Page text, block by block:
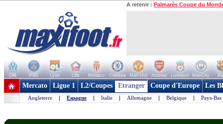
A retenir : Palmarès Coupe du
OM PSG Lyon Lille Monaco Chelsea Man Utd Arsenal Liverpool ManCity
+ de clubs
Mercato Ligue 1 L2/Coupes Etranger Coupe d'Europe Les
Angleterre | Espagne | Italie | Allemagne | Belgique | Pays-Bas